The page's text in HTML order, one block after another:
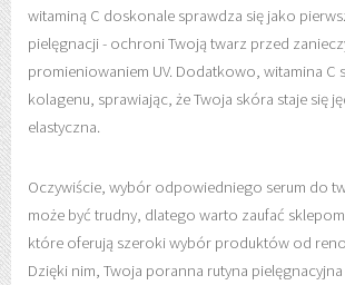
witaminą C doskonale sprawdza się jako
pielęgnacji - ochroni Twoją twarz przed
promieniowaniem UV. Dodatkowo, witamina C
kolagenu, sprawiając, że Twoja skóra staje się
elastyczna.
Oczywiście, wybór odpowiedniego serum do
może być trudny, dlatego warto zaufać
które oferują szeroki wybór produktów od
Dzięki nim, Twoja poranna rutyna